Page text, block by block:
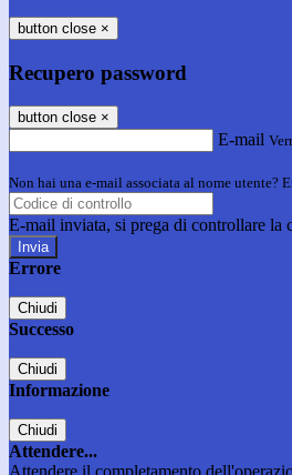
button close ×
Recupero password
button close ×
E-mail
Non hai una e-mail associata al nome utente?
E-mail inviata, si prega di controllare la
Errore
Chiudi
Successo
Chiudi
Informazione
Chiudi
Attendere...